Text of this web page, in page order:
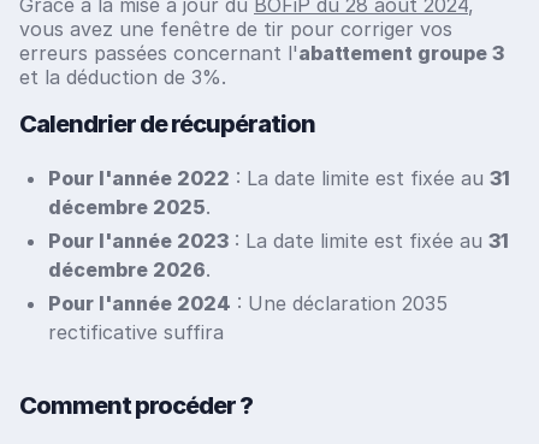
Grâce à la mise à jour du BOFiP du 28 août 2024,
vous avez une fenêtre de tir pour corriger vos
erreurs passées concernant l'abattement groupe 3
et la déduction de 3%.
Calendrier de récupération
Pour l'année 2022 : La date limite est fixée au 31
décembre 2025.
Pour l'année 2023 : La date limite est fixée au 31
décembre 2026.
Pour l'année 2024 : Une déclaration 2035
rectificative suffira
Comment procéder ?